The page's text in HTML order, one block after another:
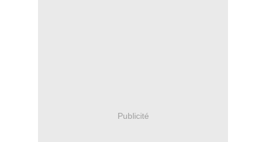
Publicité